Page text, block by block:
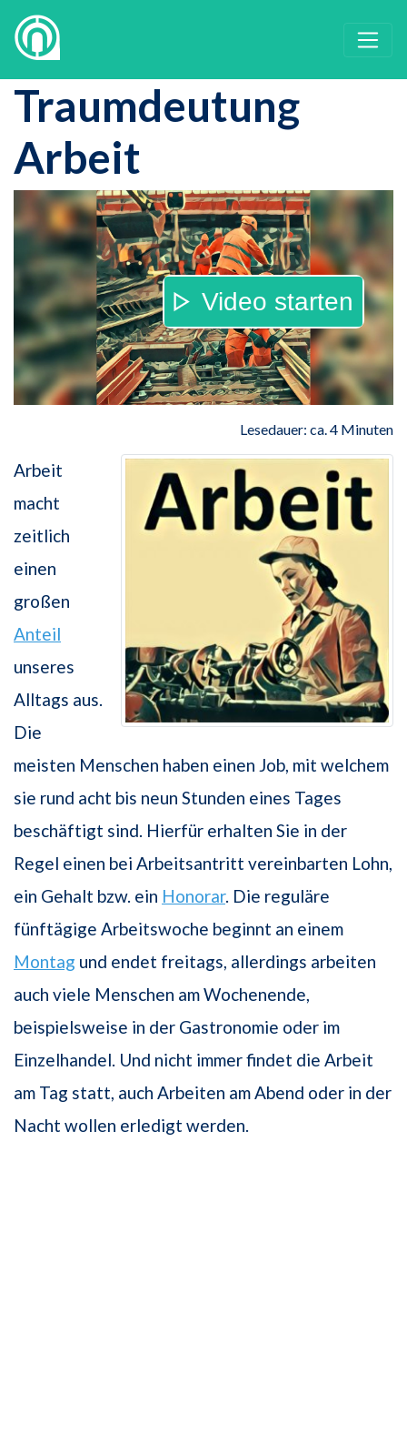
Traumdeutung
Arbeit
Video starten
Lesedauer: ca. 4 Minuten
Arbeit
macht
zeitlich
einen
großen
Anteil
unseres
Alltags aus.
Die
meisten Menschen haben einen Job, mit welchem
sie rund acht bis neun Stunden eines Tages
beschäftigt sind. Hierfür erhalten Sie in der
Regel einen bei Arbeitsantritt vereinbarten Lohn,
ein Gehalt bzw. ein Honorar. Die reguläre
fünftägige Arbeitswoche beginnt an einem
Montag und endet freitags, allerdings arbeiten
auch viele Menschen am Wochenende,
beispielsweise in der Gastronomie oder im
Einzelhandel. Und nicht immer findet die Arbeit
am Tag statt, auch Arbeiten am Abend oder in der
Nacht wollen erledigt werden.